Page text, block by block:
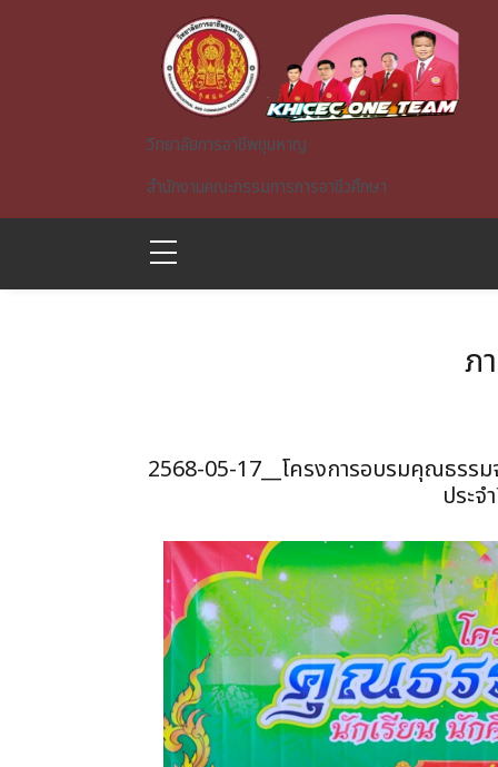
วิทยาลัยการอาชีพขุนหาญ
สำนักงานคณะกรรมการการอาชีวศึกษา
ภ
2568-05-17__โครงการอบรมคุณธร
ประจ